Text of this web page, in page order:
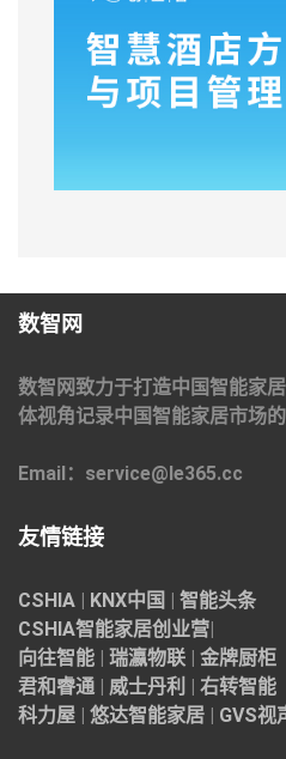
数智网
数智网致力于打造中国智能家
体视角记录中国智能家居市场的
Email：service@le365.cc
友情链接
CSHIA | KNX中国 | 智能头条
CSHIA智能家居创业营|
向往智能 | 瑞瀛物联 | 金牌厨柜
君和睿通 | 威士丹利 | 右转智能
科力屋 | 悠达智能家居 | GVS视